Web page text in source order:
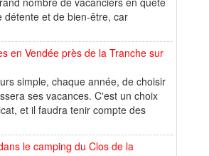
détente et de bien-être, car
en Vendée près de la Tranche sur
simple, chaque année, de choisir
ses vacances. C'est un choix
et il faudra tenir compte des
le camping du Clos de la